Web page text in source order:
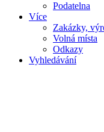
Podatelna
Více
Zakázky,
Volná místa
Odkazy
Vyhledávání